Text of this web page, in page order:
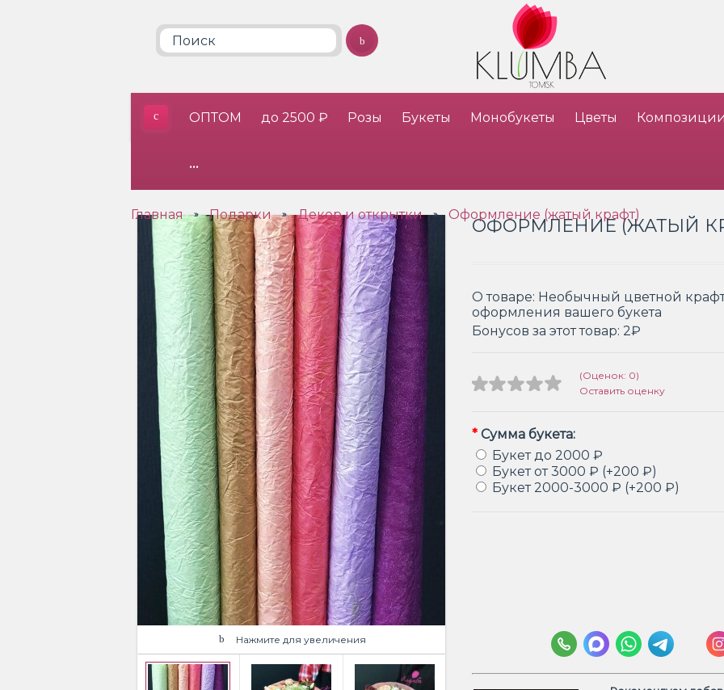
ОПТОМ до 2500 ₽ Розы Букеты Монобукеты Цветы
•••
Главная » Подарки » Декор и открытки » Оформление (жатый крафт)
Нажмите для увеличения
ОФОРМЛЕНИЕ (ЖАТЫЙ
О товаре: Необычный цветной
оформления вашего букета
Бонусов за этот товар: 2₽
(Оценок: 0)
Оставить оценку
* Сумма букета:
Букет до 2000 ₽
Букет от 3000 ₽ (+200 ₽)
Букет 2000-3000 ₽ (+200 ₽)